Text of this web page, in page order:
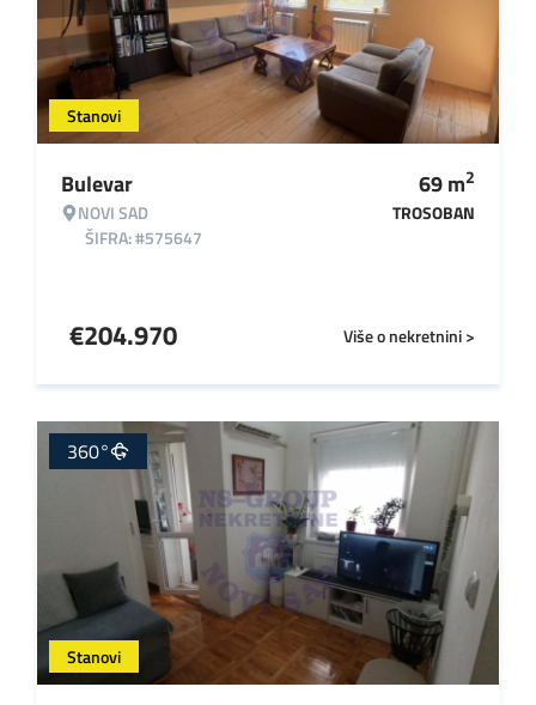
Stanovi
Bulevar
NOVI SAD
ŠIFRA: #575647
69m2
TROSOBAN
Više o nekretnini >
€204.970
Stanovi
360°